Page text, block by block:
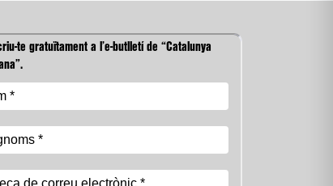
te gratuïtament a l’e-butlletí de “Catalunya